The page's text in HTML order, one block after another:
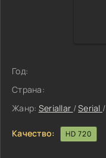
Год:
Страна:
Жанр: Seriallar /Serial /
Качество: HD 720